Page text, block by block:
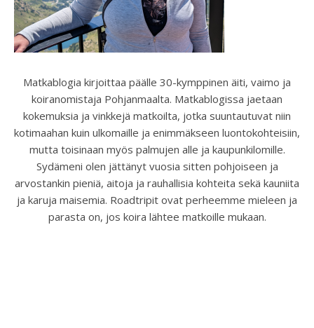
Matkablogia kirjoittaa päälle 30-kymppinen äiti, vaimo ja
koiranomistaja Pohjanmaalta. Matkablogissa jaetaan
kokemuksia ja vinkkejä matkoilta, jotka suuntautuvat niin
kotimaahan kuin ulkomaille ja enimmäkseen luontokohteisiin,
mutta toisinaan myös palmujen alle ja kaupunkilomille.
Sydämeni olen jättänyt vuosia sitten pohjoiseen ja
arvostankin pieniä, aitoja ja rauhallisia kohteita sekä kauniita
ja karuja maisemia. Roadtripit ovat perheemme mieleen ja
parasta on, jos koira lähtee matkoille mukaan.